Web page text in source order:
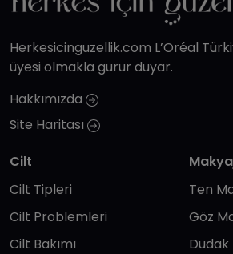
Herkesicinguzellik.com L’Oréal
üyesi olmakla gurur duyar.
Hakkımızda
Site Haritası
Cilt
Cilt Tipleri
Cilt Problemleri
Cilt Bakımı
Ten
Göz
Dudak